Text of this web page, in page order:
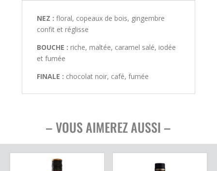
NEZ : floral, copeaux de bois, gingembre
confit et réglisse
BOUCHE : riche, maltée, caramel salé, iodée
et fumée
FINALE : chocolat noir, café, fumée
– VOUS AIMEREZ AUSSI –